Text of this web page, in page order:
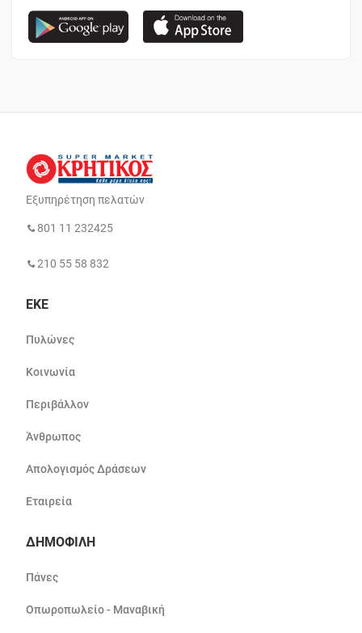
Εξυπηρέτηση πελατών
801 11 232425
210 55 58 832
ΕΚΕ
Πυλώνες
Κοινωνία
Περιβάλλον
Άνθρωπος
Απολογισμός Δράσεων
Εταιρεία
ΔΗΜΟΦΙΛΗ
Πάνες
Οπωροπωλείο - Μαναβική